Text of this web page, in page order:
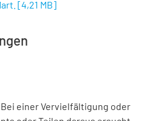
[4,21 MB]
einer Vervielfältigung oder